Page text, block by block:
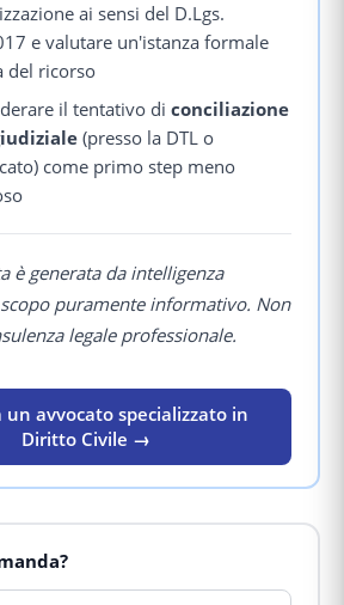
ai sensi del D.Lgs.
e valutare un'istanza formale
del ricorso
il tentativo diconciliazione
(presso la DTL o
come primo step meno
è generata da intelligenza
puramente informativo. Non
legale professionale.
un avvocato specializzato in
Diritto Civile →